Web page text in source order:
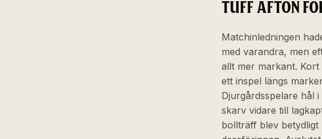
TUFF AFTON
Matchinledningen
med varandra, men
allt mer markant.
ett inspel längs
Djurgårdsspelare hål
skarv vidare till
bollträff blev